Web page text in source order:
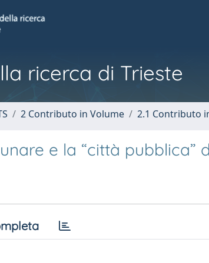
ricerca di Trieste
2 Contributo in Volume 2.1 Contributo
e la “città pubblica”